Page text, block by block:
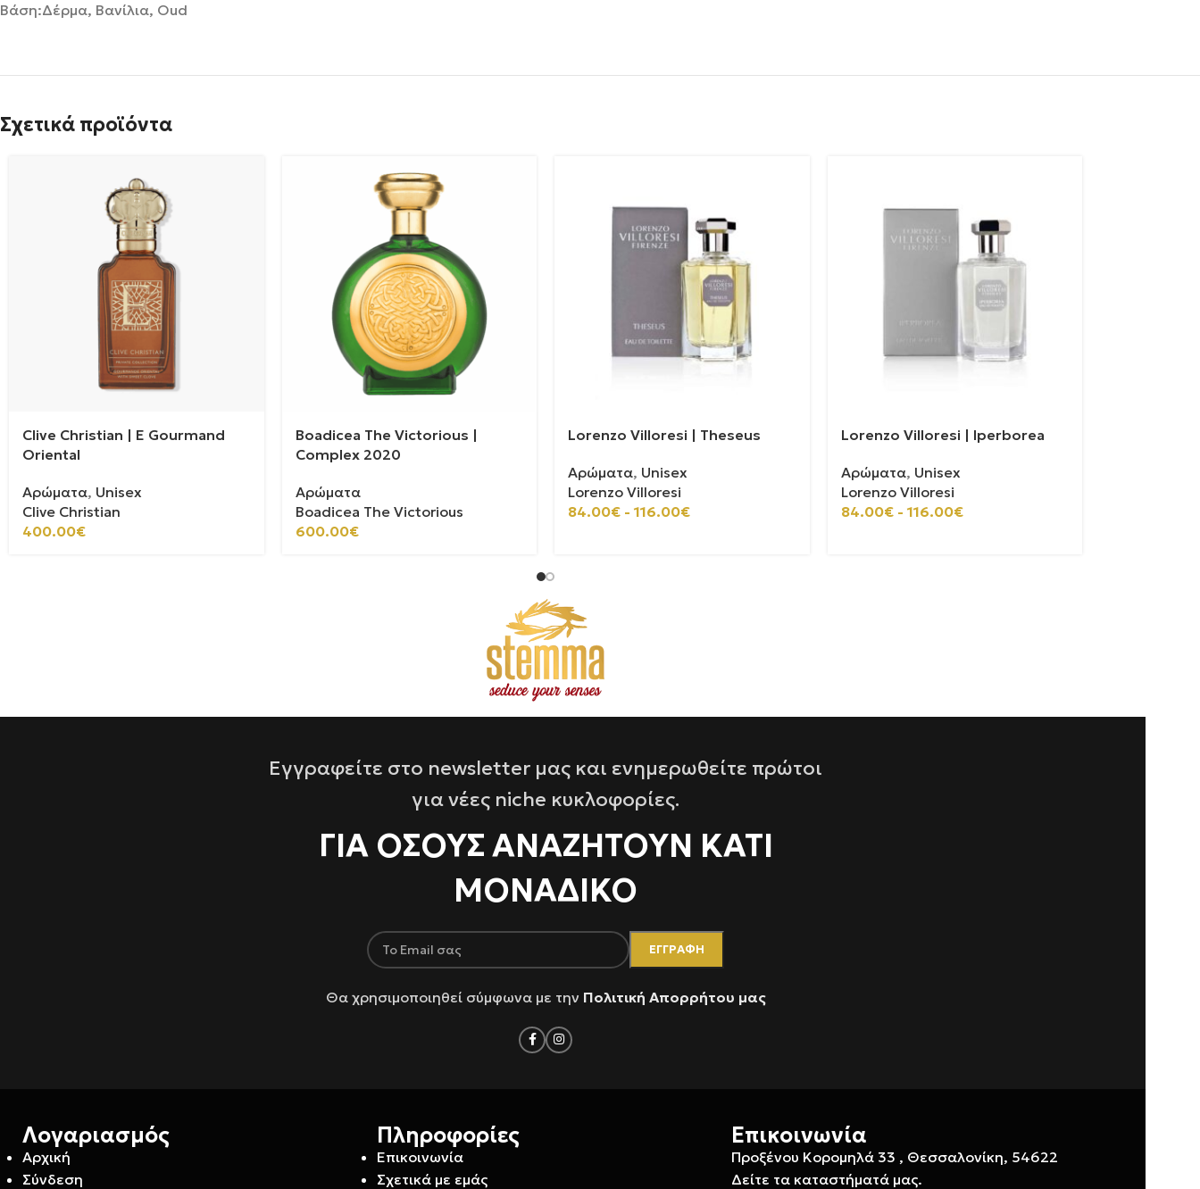
Βάση:Δέρμα, Βανίλια, Oud
Σχετικά προϊόντα
Clive Christian | E Gourmand
Oriental
Αρώματα, Unisex
Clive Christian
400.00€
Boadicea The Victorious |
Complex 2020
Αρώματα
Boadicea The Victorious
600.00€
Lorenzo Villoresi | Theseus
Αρώματα, Unisex
Lorenzo Villoresi
84.00€ - 116.00€
Lorenzo Villoresi | Iperborea
Αρώματα, Unisex
Lorenzo Villoresi
84.00€ - 116.00€
Εγγραφείτε στο newsletter μας και ενημερωθείτε πρώτοι
για νέες niche κυκλοφορίες.
ΓΙΑ ΌΣΟΥΣ ΑΝΑΖΗΤΟΥΝ ΚΑΤΙ
ΜΟΝΑΔΙΚΟ
Θα χρησιμοποιηθεί σύμφωνα με την Πολιτική Απορρήτου μας
Λογαριασμός
Αρχική
Σύνδεση
Πληροφορίες
Επικοινωνία
Σχετικά με εμάς
Επικοινωνία
Προξένου Κορομηλά 33 , Θεσσαλονίκη, 54622
Δείτε τα καταστήματά μας.